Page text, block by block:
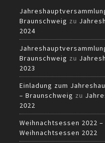
Braunschweig zu
2024
Braunschweig zu
2023
Einladung zum
– Braunschweig zu
2022
Weihnachtsessen 2022
Weihnachtsessen 2022